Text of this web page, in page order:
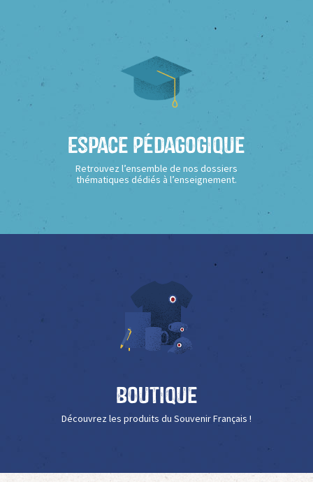
Espace Pédagogique
Retrouvez l’ensemble de nos dossiers
thématiques dédiés à l’enseignement.
Boutique
Découvrez les produits du Souvenir Français !